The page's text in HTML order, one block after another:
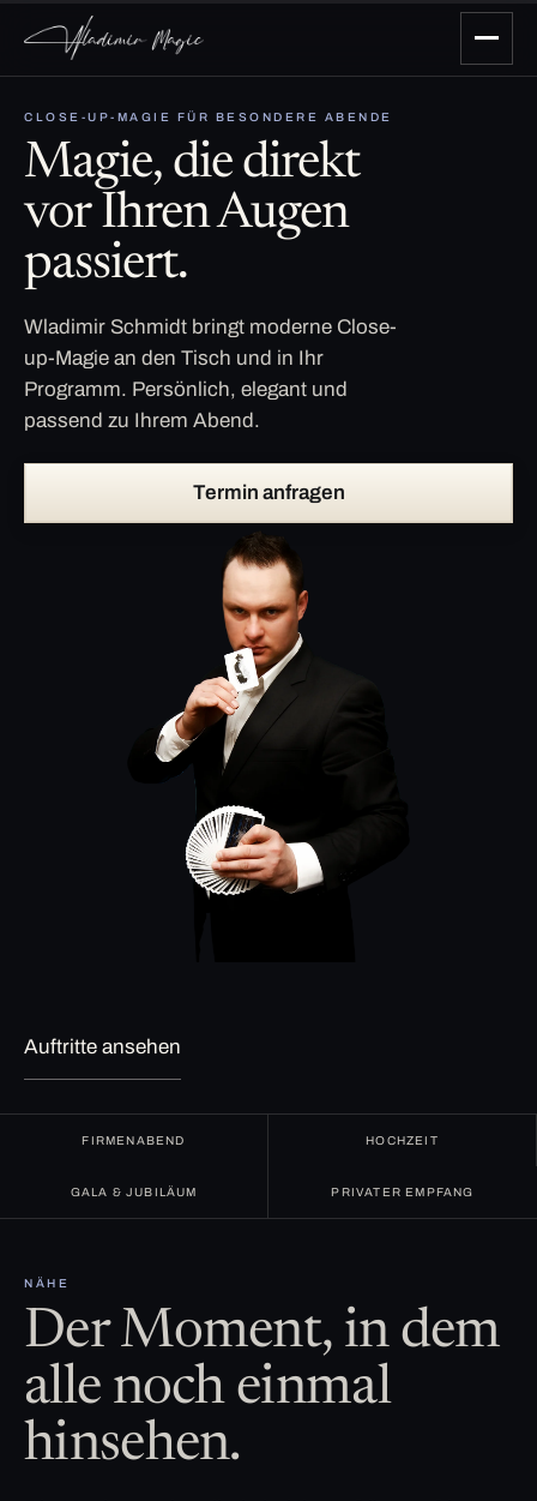
CLOSE-UP-MAGIE FÜR BESONDERE ABENDE
Magie, die direkt
vor Ihren Augen
passiert.
Wladimir Schmidt bringt moderne Close-
up-Magie an den Tisch und in Ihr
Programm. Persönlich, elegant und
passend zu Ihrem Abend.
Termin anfragen
Auftritte ansehen
FIRMENABEND HOCHZEIT
GALA & JUBILÄUM PRIVATER EMPFANG
NÄHE
Der Moment, in dem
alle noch einmal
hinsehen.